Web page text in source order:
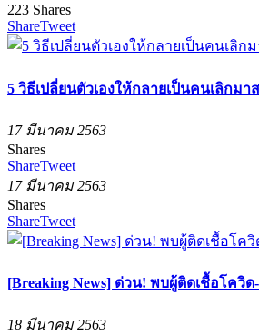
223 Shares
ShareTweet
5 วิธีเปลี่ยนตัวเองให้กลายเป็นคนเลิกมา
17 มีนาคม 2563
Shares
ShareTweet
17 มีนาคม 2563
Shares
ShareTweet
[Breaking News] ด่วน! พบผู้ติดเชื้อโควิ
18 มีนาคม 2563